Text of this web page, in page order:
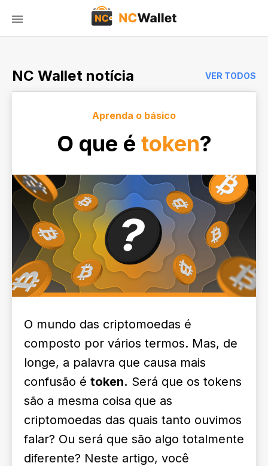
NC Wallet notícia VER TODOS
Aprenda o básico
O que é token?
O mundo das criptomoedas é
composto por vários termos. Mas, de
longe, a palavra que causa mais
confusão é token. Será que os tokens
são a mesma coisa que as
criptomoedas das quais tanto ouvimos
falar? Ou será que são algo totalmente
diferente? Neste artigo, você